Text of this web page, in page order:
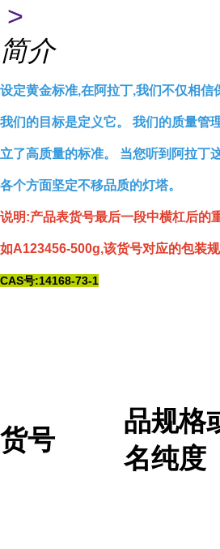
>
简介
设定黄金标准,在阿拉丁,我们不仅相信
我们的目标是定义它。 我们的质量管
立了高质量的标准。 当您听到阿拉丁
各个方面坚定不移品质的灯塔。
说明:产品表货号最后一段中横杠后的
如A123456-500g,该货号对应的包装规
CAS号:14168-73-1
货号
品
名
规格
纯度